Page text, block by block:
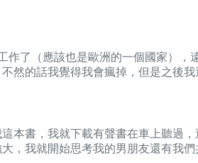
作了（應該也是歐洲的一個國家）
的話我覺得我會瘋掉，但是之後我
本書，我就下載有聲書在車上聽過
，我就開始思考我的男朋友還有我們